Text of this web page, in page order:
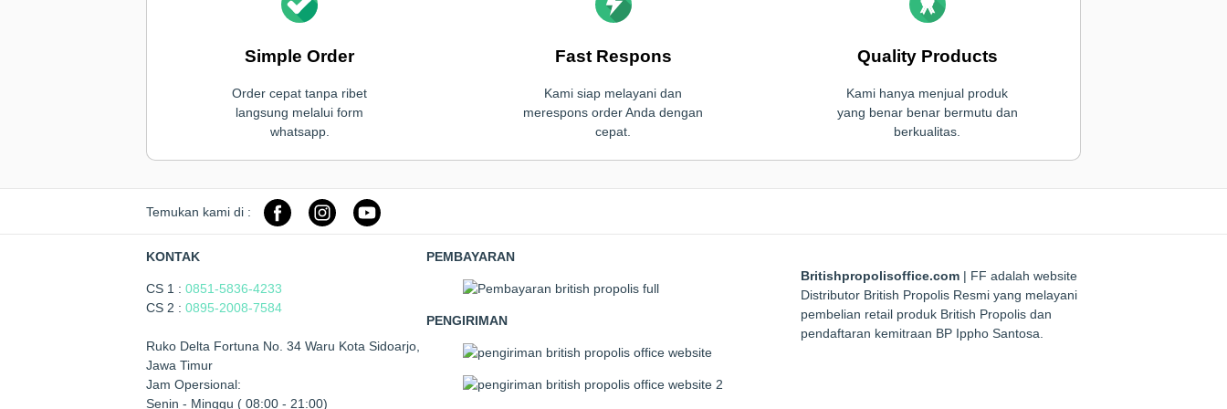
Simple Order
Order cepat tanpa ribet
langsung melalui form
whatsapp.
Fast Respons
Kami siap melayani dan
merespons order Anda dengan
cepat.
Quality Products
Kami hanya menjual produk
yang benar benar bermutu dan
berkualitas.
Temukan kami di :
KONTAK
CS 1 : 0851-5836-4233
CS 2 : 0895-2008-7584
Ruko Delta Fortuna No. 34 Waru Kota Sidoarjo,
Jawa Timur
Jam Opersional:
Senin - Minggu ( 08:00 - 21:00)
PEMBAYARAN
PENGIRIMAN
Britishpropolisoffice.com| FF adalah website
Distributor British Propolis Resmi yang melayani
pembelian retail produk British Propolis dan
pendaftaran kemitraan BP Ippho Santosa.